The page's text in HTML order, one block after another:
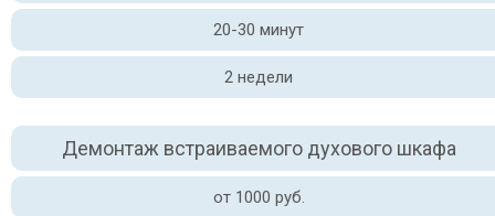
20-30 минут
2 недели
Демонтаж встраиваемого духового шкафа
от 1000 руб.